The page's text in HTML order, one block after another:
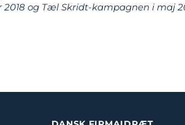
2018 og Tæl Skridt-kampagnen i maj